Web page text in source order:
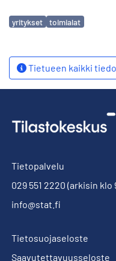
Avainsanat
yritykset toimialat
Tietueen kaikki
Tietopalvelu
029 551 2220 (arkisin klo
info@stat.fi
Tietosuojaseloste
Saavutettavuusseloste